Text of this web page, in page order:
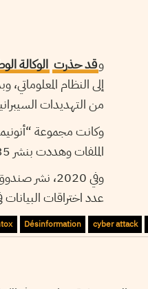
وقد حذرت الوكالة
إلى النظام
من التهديدات
وكانت مجموعة
الملفات وهددت بنشر 35″ ألف ملفا تتضمن اتفاقيات سرية”، خلال 48 ساعة.
وفي 2020،
عدد اختراقات البيانات في المؤسسات
cyber attack
Désinformation